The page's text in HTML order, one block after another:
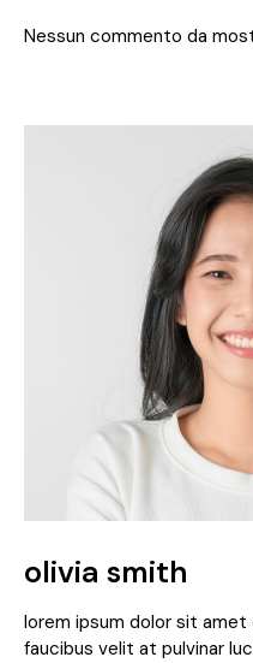
Nessun commento da
olivia smith
lorem ipsum dolor sit
faucibus velit at pulvinar